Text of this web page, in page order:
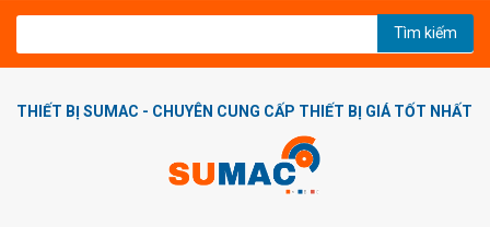
Tìm kiếm
THIẾT BỊ SUMAC - CHUYÊN CUNG CẤP THIẾT BỊ GIÁ TỐT NHẤT